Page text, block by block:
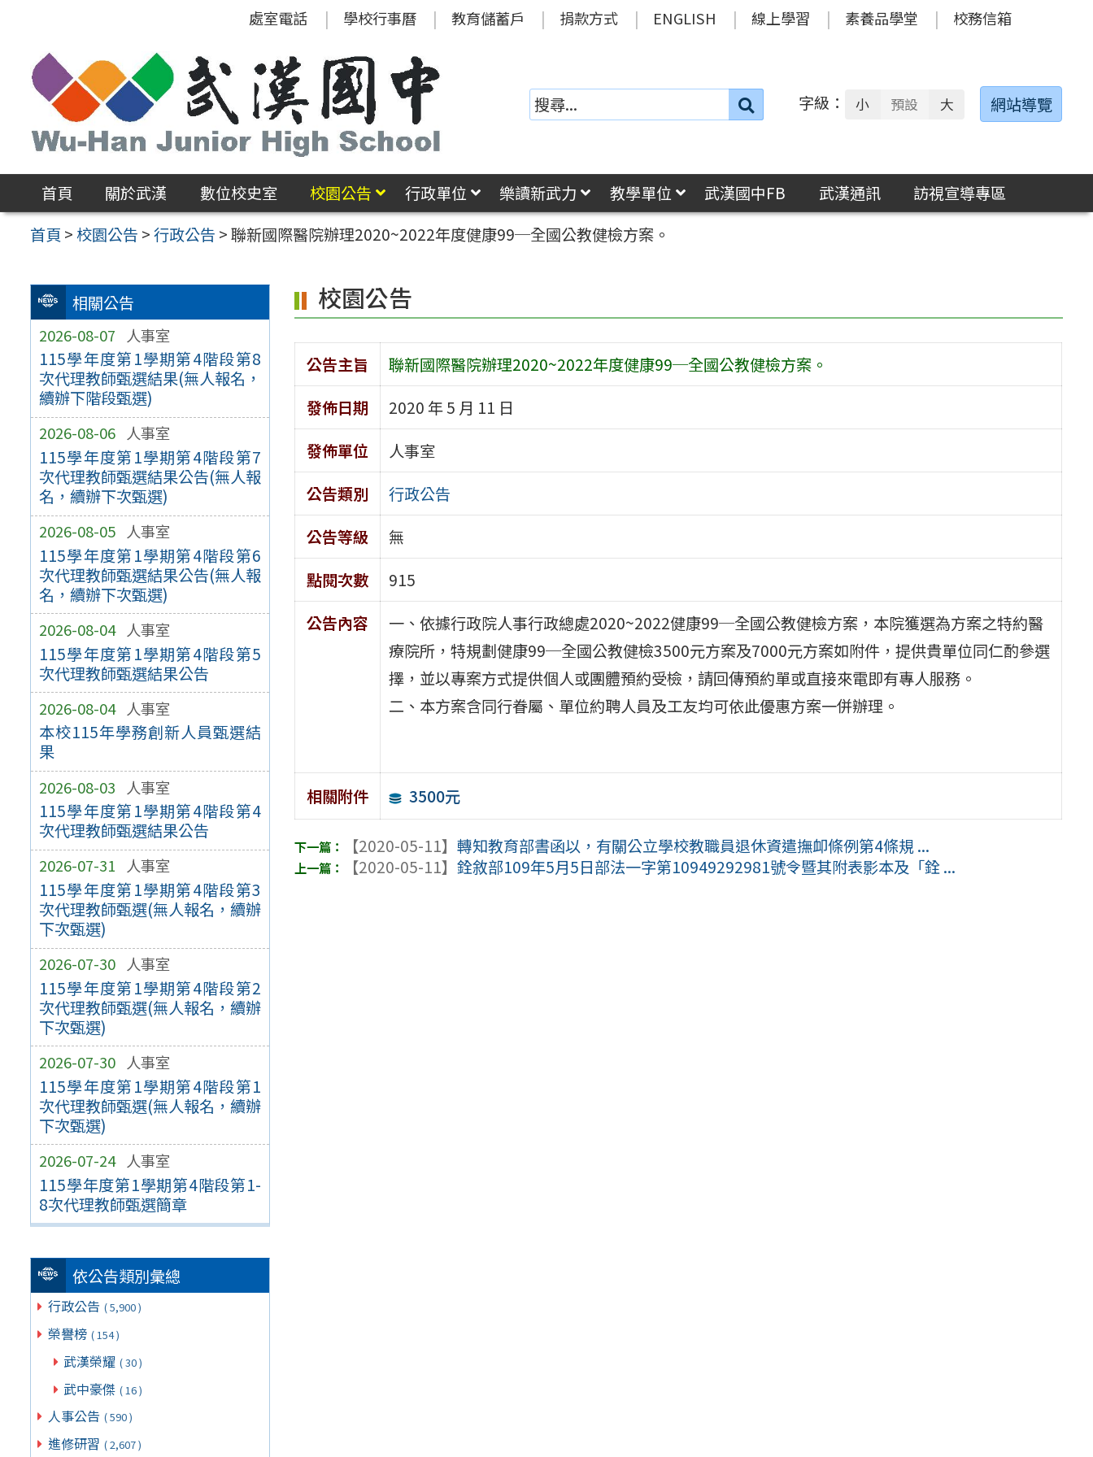
區
處室電話 學校行事曆 教育儲蓄戶 捐款方式 ENGLISH 線上學習 素養品學堂 校務信箱
搜
字級： 小 預設 大 網站導覽
首頁 關於武漢 數位校史室 校園公告 行政單位 樂讀新武力 教學單位 武漢國中FB 武漢通訊
訪視宣導專區
首頁 >校園公告 >行政公告 >聯新國際醫院辦理2020~2022年度健康99─全國公教健檢方案。
相關公告
2026-08-07 人事室
115學年度第1學期第4階段第8
次代理教師甄選結果(無人報名，
續辦下階段甄選)
2026-08-06 人事室
115學年度第1學期第4階段第7
次代理教師甄選結果公告(無人報
名，續辦下次甄選)
2026-08-05 人事室
115學年度第1學期第4階段第6
次代理教師甄選結果公告(無人報
名，續辦下次甄選)
2026-08-04 人事室
115學年度第1學期第4階段第5
次代理教師甄選結果公告
2026-08-04 人事室
本校115年學務創新人員甄選結
果
2026-08-03 人事室
115學年度第1學期第4階段第4
次代理教師甄選結果公告
2026-07-31 人事室
115學年度第1學期第4階段第3
次代理教師甄選(無人報名，續辦
下次甄選)
2026-07-30 人事室
115學年度第1學期第4階段第2
次代理教師甄選(無人報名，續辦
下次甄選)
2026-07-30 人事室
115學年度第1學期第4階段第1
次代理教師甄選(無人報名，續辦
下次甄選)
2026-07-24 人事室
115學年度第1學期第4階段第1-
8次代理教師甄選簡章
依公告類別彙總
行政公告 ( 5,900 )
榮譽榜 ( 154 )
武漢榮耀 ( 30 )
武中豪傑 ( 16 )
人事公告 ( 590 )
進修研習 ( 2,607 )
校園公告
公告主旨
聯新國際醫院辦理2020~2022年度健康99─全國公教健檢方案。
發佈日期
2020 年 5 月 11 日
發佈單位
人事室
公告類別
行政公告
公告等級
無
點閱次數
915
公告內容
一、依據行政院人事行政總處2020~2022健康99─全國公教健檢方案，本院獲選為方案之特約醫
療院所，特規劃健康99─全國公教健檢3500元方案及7000元方案如附件，提供貴單位同仁酌參選
擇，並以專案方式提供個人或團體預約受檢，請回傳預約單或直接來電即有專人服務。
二、本方案含同行眷屬、單位約聘人員及工友均可依此優惠方案一併辦理。
相關附件 3500元
【2020-05-11】轉知教育部書函以，有關公立學校教職員退休資遣撫卹條例第4條規 ...
【2020-05-11】銓敘部109年5月5日部法一字第10949292981號令暨其附表影本及「銓 ...